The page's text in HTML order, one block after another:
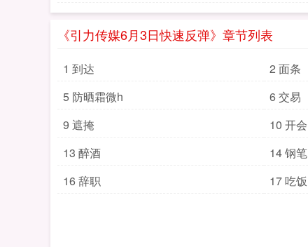
《引力传媒6月3日快速反弹》章节列表
1 到达 2 面条
5 防晒霜微h
6 交易
9 遮掩
10 开会
13 醉酒
14 钢笔
16 辞职
17 吃饭